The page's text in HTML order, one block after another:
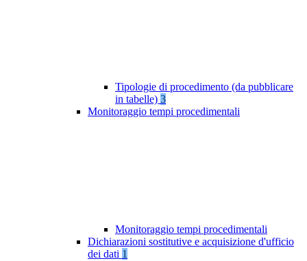
Tipologie di procedimento (da pubblicare
in tabelle) 3
Monitoraggio tempi procedimentali
Monitoraggio tempi procedimentali
Dichiarazioni sostitutive e acquisizione d'ufficio
dei dati 1